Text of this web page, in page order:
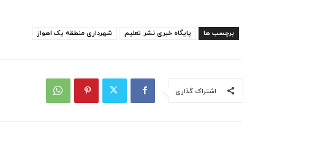
برچسب ها پایگاه خبری نشر تعلیم شهرداری منطقه یک اهواز
اشتراک گذاری